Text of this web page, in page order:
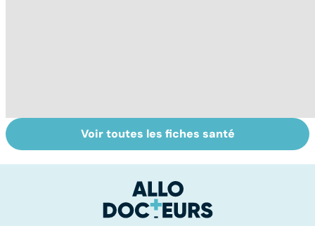
La tuberculose
pulmonaire
Le TDAH, un
trouble de
ou sans
hyperactivité
Voir toutes les fiches santé